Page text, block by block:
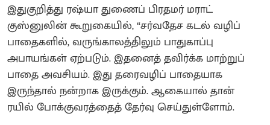
இதுகுறித்து ரஷ்யா துணைப் பிரதமர் மராட்
குஸ்னுலின் கூறுகையில், “சர்வதேச கடல் வழிப்
பாதைகளில், வருங்காலத்திலும் பாதுகாப்பு
அபாயங்கள் ஏற்படும். இதனைத் தவிர்க்க மாற்றுப்
பாதை அவசியம். இது தரைவழிப் பாதையாக
இருந்தால் நன்றாக இருக்கும். ஆகையால் தான்
ரயில் போக்குவரத்தைத் தேர்வு செய்துள்ளோம்.